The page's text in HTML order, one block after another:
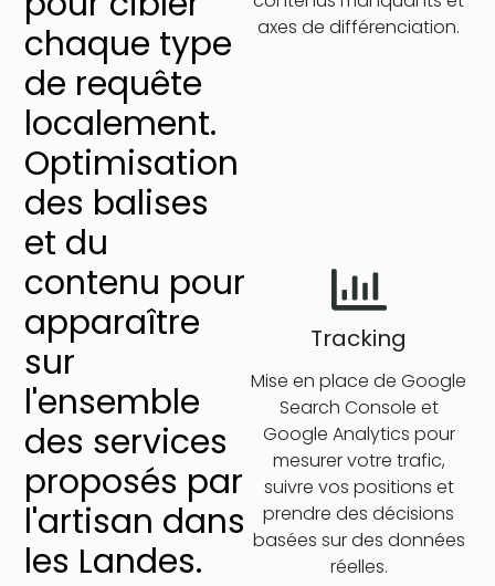
chaque type
de requête
localement.
Optimisation
des balises
et du
contenu pour
apparaître
sur
l'ensemble
des services
proposés par
l'artisan dans
les Landes.
axes de différenciation.
Tracking
Mise en place de Google
Search Console et
Google Analytics pour
mesurer votre trafic,
suivre vos positions et
prendre des décisions
basées sur des données
réelles.